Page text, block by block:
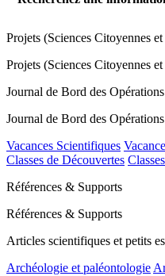
Projets (Sciences Citoyennes
Projets (Sciences Citoyennes
Journal de Bord des Opérations
Journal de Bord des Opérations
Vacances Scientifiques
Classes de Découvertes
Références & Supports
Références & Supports
Articles scientifiques et petits
Archéologie et paléontologie